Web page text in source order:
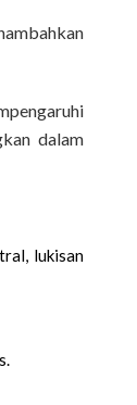
dalam
lukisan